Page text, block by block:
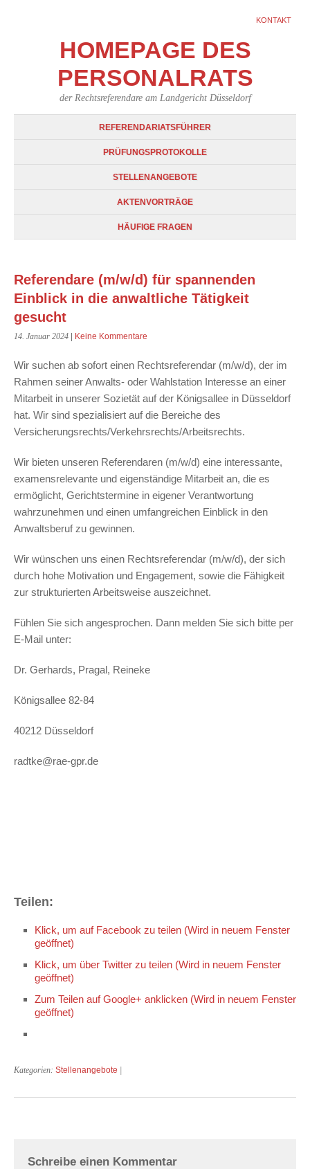
KONTAKT
HOMEPAGE DES
PERSONALRATS
der Rechtsreferendare am Landgericht Düsseldorf
REFERENDARIATSFÜHRER
PRÜFUNGSPROTOKOLLE
STELLENANGEBOTE
AKTENVORTRÄGE
HÄUFIGE FRAGEN
Referendare (m/w/d) für spannenden
Einblick in die anwaltliche Tätigkeit
gesucht
14. Januar 2024 Keine Kommentare
Wir suchen ab sofort einen Rechtsreferendar (m/w/d), der im
Rahmen seiner Anwalts- oder Wahlstation Interesse an einer
Mitarbeit in unserer Sozietät auf der Königsallee in Düsseldorf
hat. Wir sind spezialisiert auf die Bereiche des
Versicherungsrechts/Verkehrsrechts/Arbeitsrechts.
Wir bieten unseren Referendaren (m/w/d) eine interessante,
examensrelevante und eigenständige Mitarbeit an, die es
ermöglicht, Gerichtstermine in eigener Verantwortung
wahrzunehmen und einen umfangreichen Einblick in den
Anwaltsberuf zu gewinnen.
Wir wünschen uns einen Rechtsreferendar (m/w/d), der sich
durch hohe Motivation und Engagement, sowie die Fähigkeit
zur strukturierten Arbeitsweise auszeichnet.
Fühlen Sie sich angesprochen. Dann melden Sie sich bitte per
E-Mail unter:
Dr. Gerhards, Pragal, Reineke
Königsallee 82-84
40212 Düsseldorf
radtke@rae-gpr.de
Teilen:
Klick, um auf Facebook zu teilen (Wird in neuem Fenster
geöffnet)
Klick, um über Twitter zu teilen (Wird in neuem Fenster
geöffnet)
Zum Teilen auf Google+ anklicken (Wird in neuem Fenster
geöffnet)
Kategorien: Stellenangebote
Schreibe einen Kommentar